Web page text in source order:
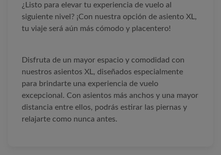
¿Listo para elevar tu experiencia de vuelo al
siguiente nivel? ¡Con nuestra opción de asiento XL,
tu viaje será aún más cómodo y placentero!
Disfruta de un mayor espacio y comodidad con
nuestros asientos XL, diseñados especialmente
para brindarte una experiencia de vuelo
excepcional. Con asientos más anchos y una mayor
distancia entre ellos, podrás estirar las piernas y
relajarte como nunca antes.